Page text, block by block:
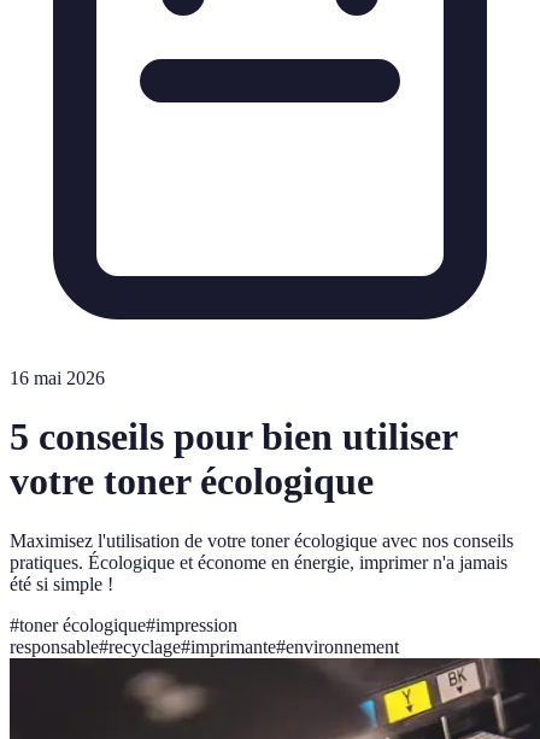
16 mai 2026
5 conseils pour bien utiliser
votre toner écologique
Maximisez l'utilisation de votre toner écologique avec nos conseils
pratiques. Écologique et économe en énergie, imprimer n'a jamais
été si simple !
#toner écologique#impression
responsable#recyclage#imprimante#environnement